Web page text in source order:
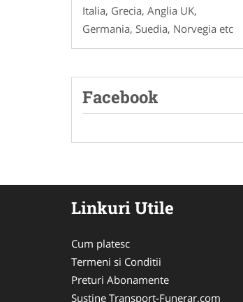
Italia, Grecia, Anglia UK,
Germania, Suedia, Norvegia etc
Facebook
Linkuri Utile
Cum platesc
Termeni si Conditii
Preturi Abonamente
Sustine Transport-Funerar.com